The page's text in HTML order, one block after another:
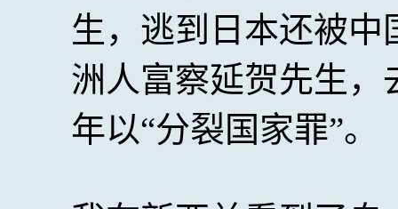
生，逃到日本还被
洲人富察延贺先生
年以“分裂国家罪”。